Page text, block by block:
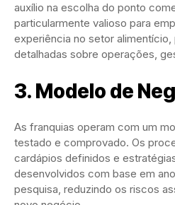
auxílio na escolha do ponto
particularmente valioso para
experiência no setor
detalhadas sobre operações,
3. Modelo de
As franquias operam com um
testado e comprovado. Os
cardápios definidos e
desenvolvidos com base em
pesquisa, reduzindo os riscos